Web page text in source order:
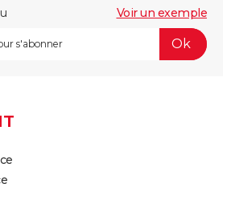
Voir un exemple